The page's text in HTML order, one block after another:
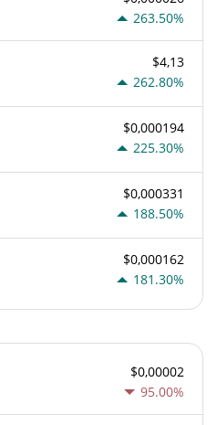
263.50%
$4,13
262.80%
$0,000194
225.30%
$0,000331
188.50%
$0,000162
181.30%
$0,00002
95.00%